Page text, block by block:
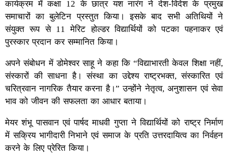
कार्यक्रम में कक्षा 12 के छात्र यश नारंग ने देश-विदेश के प्रमुख
समाचारों का बुलेटिन प्रस्तुत किया। इसके बाद सभी अतिथियों ने
संयुक्त रूप से 11 मेरिट होल्डर विद्यार्थियों को पटका पहनाकर एवं
पुरस्कार प्रदान कर सम्मानित किया।
अपने संबोधन में डोमेश्वर साहू ने कहा कि “विद्याभारती केवल शिक्षा नहीं,
संस्कारों की साधना है। संस्था का उद्देश्य राष्ट्रभक्त, संस्कारित एवं
चरित्रवान नागरिक तैयार करना है।” उन्होंने नेतृत्व, अनुशासन एवं सेवा
भाव को जीवन की सफलता का आधार बताया।
मेयर शंभू पासवान एवं पार्षद माधवी गुप्ता ने विद्यार्थियों को राष्ट्र निर्माण
में सक्रिय भागीदारी निभाने एवं समाज के प्रति उत्तरदायित्व का निर्वहन
करने के लिए प्रेरित किया।